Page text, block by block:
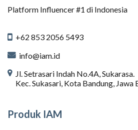
Platform Influencer #1 di Indonesia
+62 853 2056 5493
info@iam.id
Jl. Setrasari Indah No.4A, Sukarasa.
Kec. Sukasari, Kota Bandung, Jawa
Produk IAM